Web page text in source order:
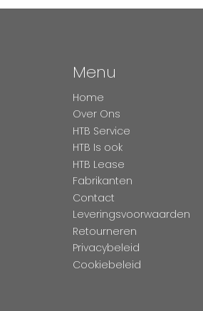
Menu
Home
Over Ons
HTB Service
HTB Is ook
HTB Lease
Fabrikanten
Contact
Leveringsvoorwaarden
Retourneren
Privacybeleid
Cookiebeleid